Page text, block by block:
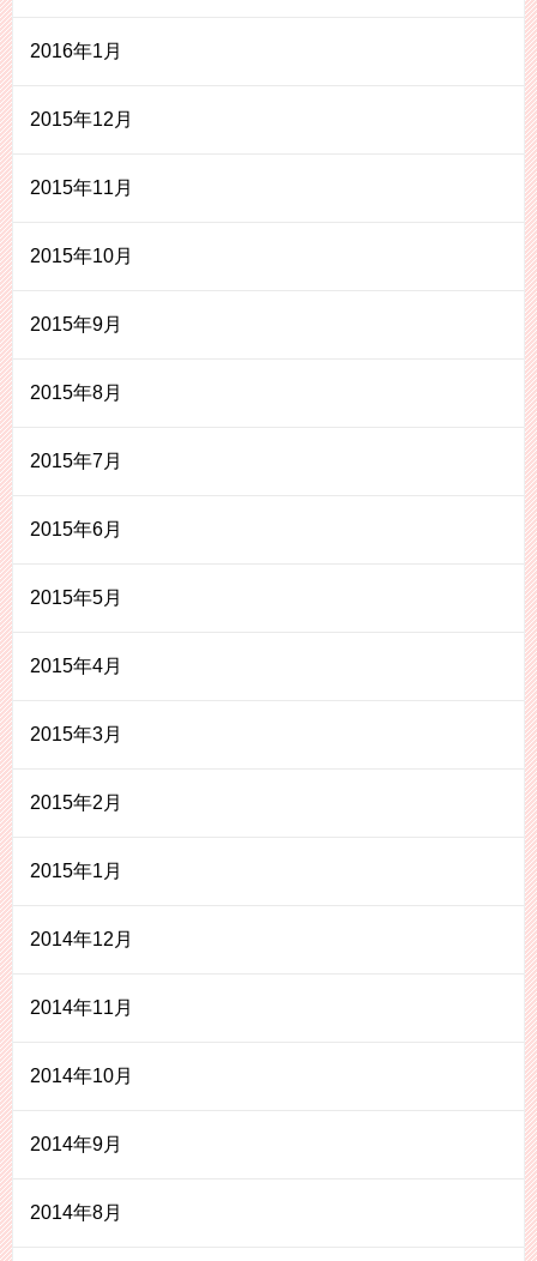
2016年1月
2015年12月
2015年11月
2015年10月
2015年9月
2015年8月
2015年7月
2015年6月
2015年5月
2015年4月
2015年3月
2015年2月
2015年1月
2014年12月
2014年11月
2014年10月
2014年9月
2014年8月